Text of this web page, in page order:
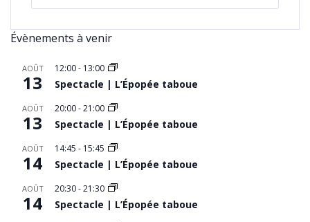
Évènements à venir
AOÛT
13
12:00- 13:00
Spectacle | L’Épopée taboue
AOÛT
13
20:00-21:00
Spectacle | L’Épopée taboue
AOÛT
14
14:45 - 15:45
Spectacle | L’Épopée taboue
AOÛT
14
20:30-21:30
Spectacle | L’Épopée taboue